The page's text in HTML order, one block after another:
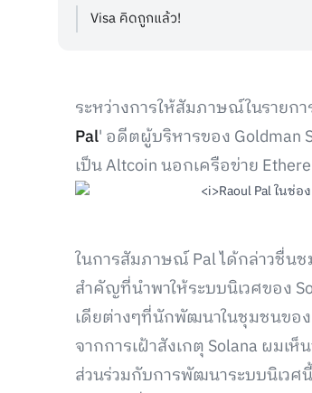
Visa คิดถูกแล้ว!
ระหว่างการให้สัมภาษณ์ในรายก
Pal' อดีตผู้บริหารของ Goldman
เป็น Altcoin นอกเครือข่าย
ในการสัมภาษณ์ Pal ได้กล่าวชื่น
สำคัญที่นำพาให้ระบบนิเวศของ
เดียต่างๆที่นักพัฒนาในชุมชนขอ
จากการเฝ้าสังเกตุ Solana ผม
ส่วนร่วมกับการพัฒนาระบบนิเว